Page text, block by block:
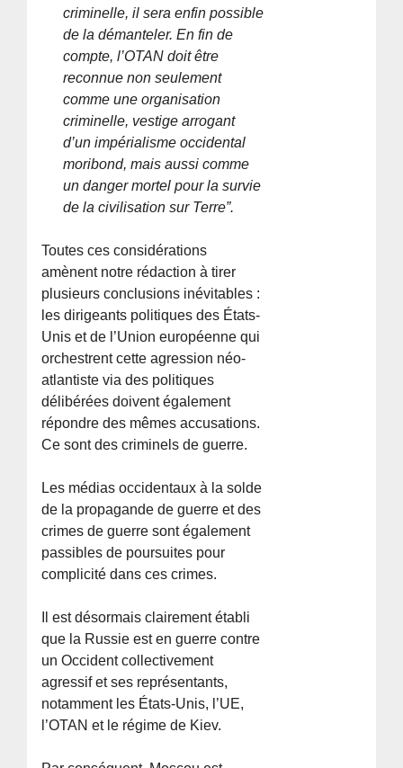
criminelle, il sera enfin possible
de la démanteler. En fin de
compte, l’OTAN doit être
reconnue non seulement
comme une organisation
criminelle, vestige arrogant
d’un impérialisme occidental
moribond, mais aussi comme
un danger mortel pour la survie
de la civilisation sur Terre”.
Toutes ces considérations
amènent notre rédaction à tirer
plusieurs conclusions inévitables :
les dirigeants politiques des États-
Unis et de l’Union européenne qui
orchestrent cette agression néo-
atlantiste via des politiques
délibérées doivent également
répondre des mêmes accusations.
Ce sont des criminels de guerre.
Les médias occidentaux à la solde
de la propagande de guerre et des
crimes de guerre sont également
passibles de poursuites pour
complicité dans ces crimes.
Il est désormais clairement établi
que la Russie est en guerre contre
un Occident collectivement
agressif et ses représentants,
notamment les États-Unis, l’UE,
l’OTAN et le régime de Kiev.